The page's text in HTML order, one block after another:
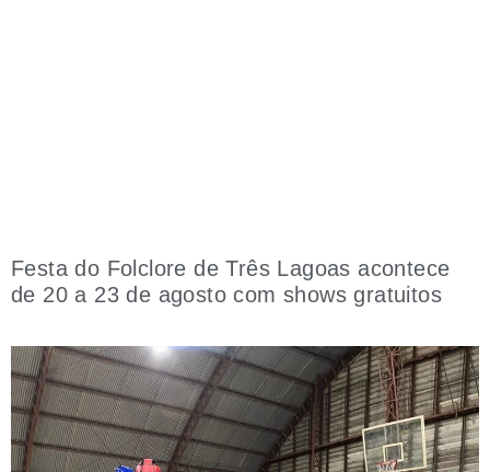
Festa do Folclore de Três Lagoas acontece
de 20 a 23 de agosto com shows gratuitos